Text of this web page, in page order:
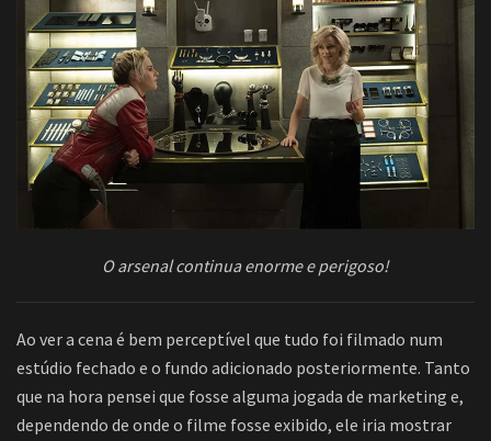
O arsenal continua enorme e perigoso!
Ao ver a cena é bem perceptível que tudo foi filmado num
estúdio fechado e o fundo adicionado posteriormente. Tanto
que na hora pensei que fosse alguma jogada de marketing e,
dependendo de onde o filme fosse exibido, ele iria mostrar